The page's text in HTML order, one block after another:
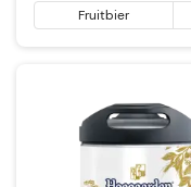
Fruitbier